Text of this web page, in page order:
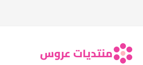
منتديات عروس